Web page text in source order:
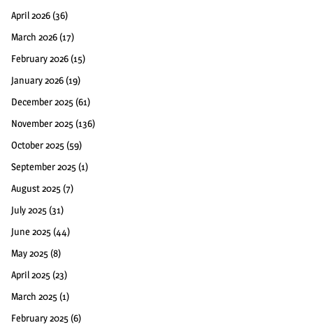
April 2026 (36)
March 2026 (17)
February 2026 (15)
January 2026 (19)
December 2025 (61)
November 2025 (136)
October 2025 (59)
September 2025 (1)
August 2025 (7)
July 2025 (31)
June 2025 (44)
May 2025 (8)
April 2025 (23)
March 2025 (1)
February 2025 (6)